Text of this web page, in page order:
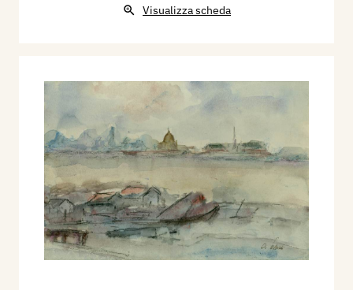
Visualizza scheda